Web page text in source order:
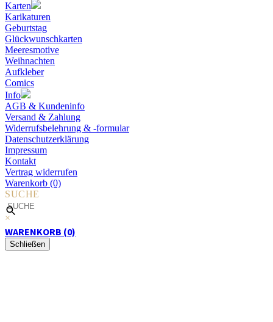
Karten
Karikaturen
Geburtstag
Glückwunschkarten
Meeresmotive
Weihnachten
Aufkleber
Comics
Info
AGB & Kundeninfo
Versand & Zahlung
Widerrufsbelehrung & -formular
Datenschutzerklärung
Impressum
Kontakt
Vertrag widerrufen
Warenkorb (0)
SUCHE
×
WARENKORB (0)
Schließen